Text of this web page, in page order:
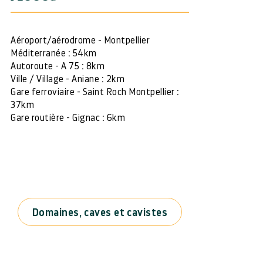
Aéroport/aérodrome - Montpellier
Méditerranée : 54km
Autoroute - A 75 : 8km
Ville / Village - Aniane : 2km
Gare ferroviaire - Saint Roch Montpellier :
37km
Gare routière - Gignac : 6km
Domaines, caves et cavistes